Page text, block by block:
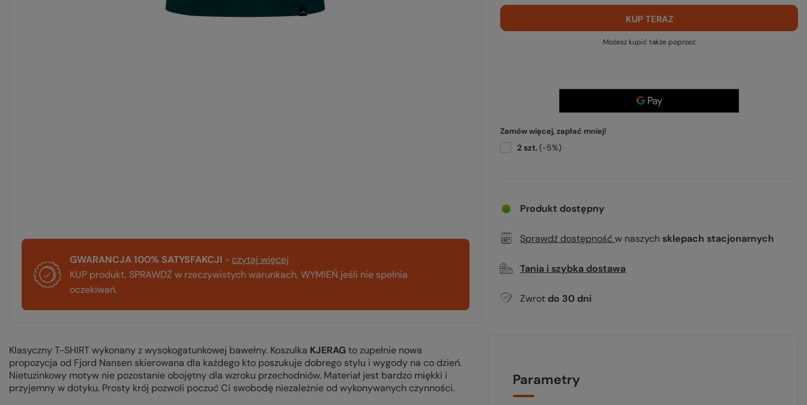
GWARANCJA 100% SATYSFAKCJI - czytaj więcej
KUP produkt, SPRAWDŹ w rzeczywistych warunkach, WYMIEŃ jeśli nie spełnia
oczekiwań.
KUP TERAZ
Możesz kupić także poprzez:
Zamów więcej, zapłać mniej!
2szt.(-5%)
Produkt dostępny
Sprawdź dostępnośćw naszych sklepach stacjonarnych
Tania i szybka dostawa
Zwrot do 30 dni
Klasyczny T-SHIRT wykonany z wysokogatunkowej bawełny. Koszulka KJERAGto zupełnie nowa
propozycja od Fjord Nansen skierowana dla każdego kto poszukuje dobrego stylu i wygody na co dzień.
Nietuzinkowy motyw nie pozostanie obojętny dla wzroku przechodniów. Materiał jest bardzo miękki i
przyjemny w dotyku. Prosty krój pozwoli poczuć Ci swobodę niezależnie od wykonywanych czynności.
Parametry